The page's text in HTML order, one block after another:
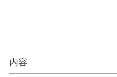
内容